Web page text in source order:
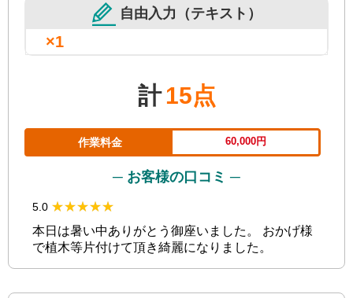
自由入力（テキスト）
×1
計15点
作業料金 60,000円
─ お客様の口コミ ─
5.0 ★★★★★
★★★★★
本日は暑い中ありがとう御座いました。 おかげ様
で植木等片付けて頂き綺麗になりました。